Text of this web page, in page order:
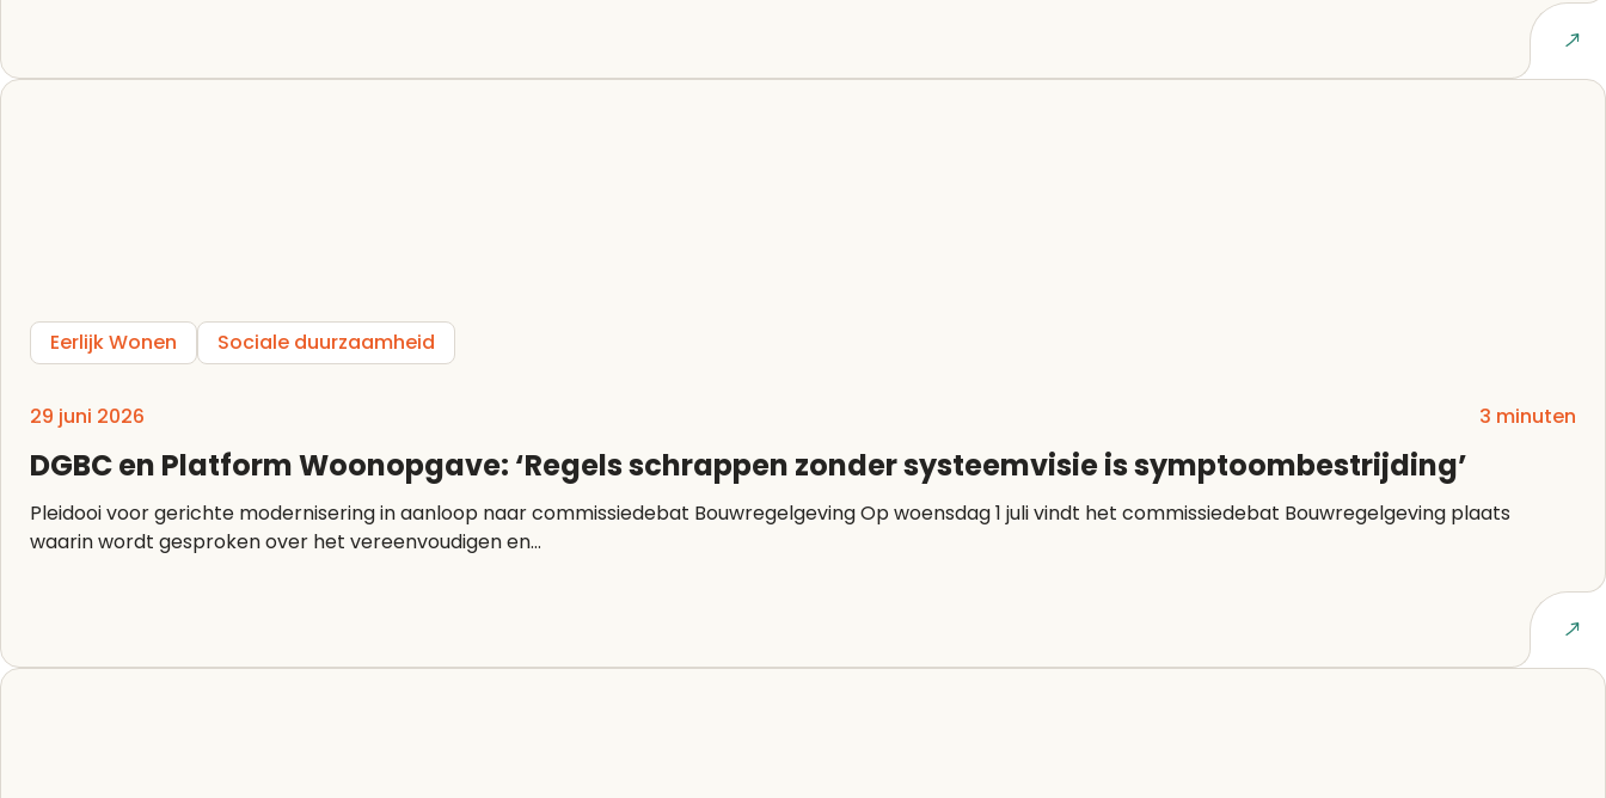
Lees artikel
Eerlijk Wonen Sociale duurzaamheid
29 juni 2026 3 minuten
DGBC en Platform Woonopgave: ‘Regels schrappen zonder systeemvisie is symptoombestrijding’
Pleidooi voor gerichte modernisering in aanloop naar commissiedebat Bouwregelgeving Op woensdag 1 juli vindt het commissiedebat Bouwregelgeving plaats
waarin wordt gesproken over het vereenvoudigen en...
Lees artikel